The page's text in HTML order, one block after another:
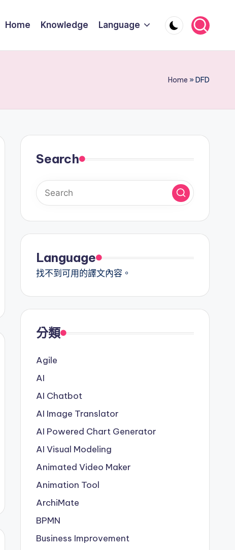
Home Knowledge Language
Home »DFD
Search
Language
找不到可用的譯文內容。
分類
Agile
AI
AI Chatbot
AI Image Translator
AI Powered Chart Generator
AI Visual Modeling
Animated Video Maker
Animation Tool
ArchiMate
BPMN
Business Improvement